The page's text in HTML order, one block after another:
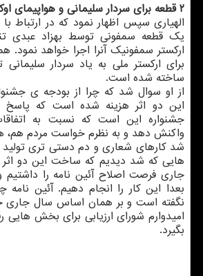
۲ قطعه برای سردار سلیمانی و هواپیمای اوكراینی
الهیاری سپس اظهار نمود كه در ارتباط
یك قطعه سمفونی توسط بهزاد عبدی
اركستر سمفونیك آنرا اجرا خواهد
برای اركستر ملی به یاد سردار
ساخته شده است.
از او سوال شد كه چرا از بودجه ی
این دو اثر هزینه شده است كه پاسخ
جشنواره این است كه نسبت به
واكنش دهد و به نظرم خواست مردم
شد كارهای شعاری و دم دستی تری تولید
هایی كه شد دیدیم كه ساخت این دو
جاری فرصت اصلاح آئین نامه را داشتیم
بعدا این كار را انجام دهیم. آئین نامه
نگفته است و بر همان اساس سال جاری
امیدوارم شورای ارزیابی برای بخش هایی
بگیرد.